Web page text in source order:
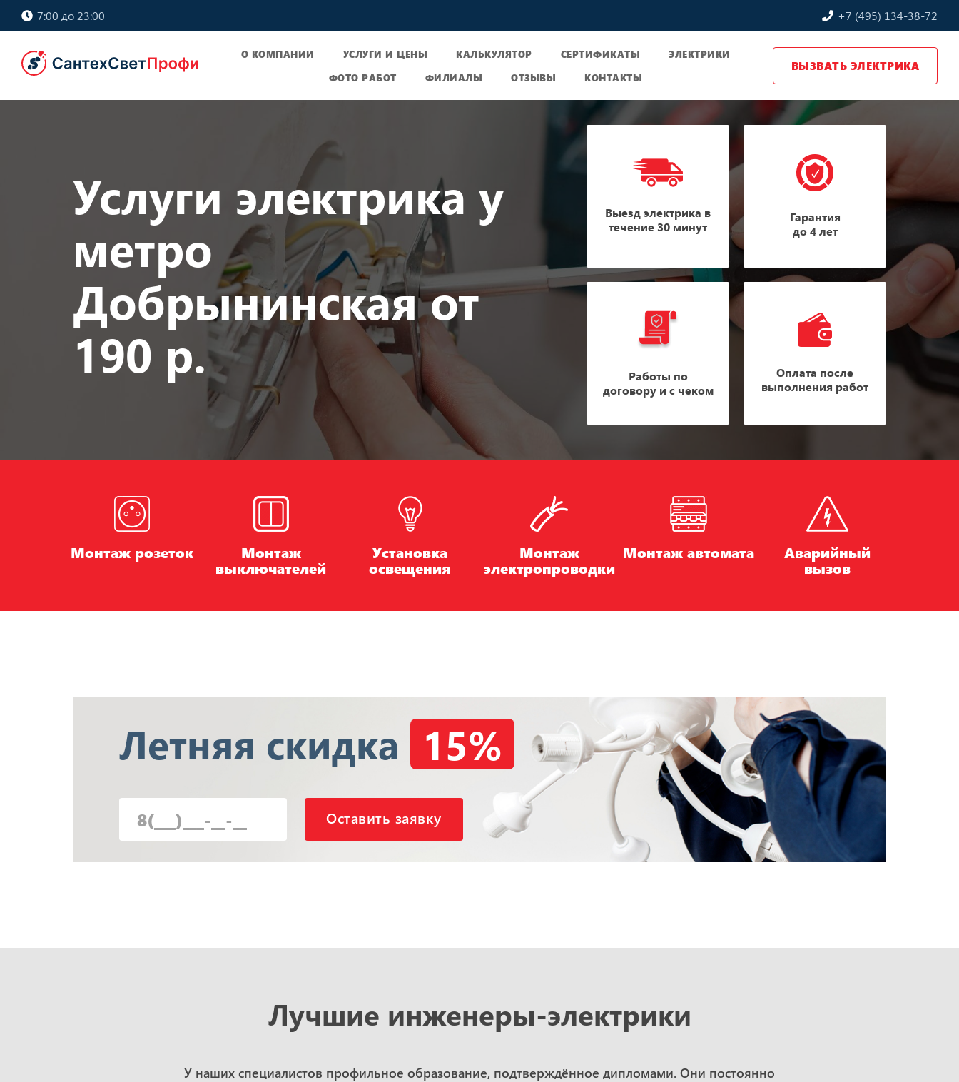
7:00 до 23:00 +7 (495) 134-38-72
О КОМПАНИИ УСЛУГИ И ЦЕНЫ КАЛЬКУЛЯТОР СЕРТИФИКАТЫ
ЭЛЕКТРИКИ
ФОТО РАБОТ
ФИЛИАЛЫ ОТЗЫВЫ КОНТАКТЫ
ВЫЗВАТЬ ЭЛЕКТРИКА
Услуги электрика у
метро
Добрынинская от
190 р.
Выезд электрика в
течение 30 минут
Гарантия
до 4 лет
Работы по
договору и с чеком
Оплата после
выполнения работ
Монтаж розеток Монтаж
выключателей
Установка
освещения
Монтаж
электропроводки
Монтаж автомата Аварийный
вызов
Летняя скидка 15%
Оставить заявку
Лучшие инженеры-электрики
У наших специалистов профильное образование, подтверждённое дипломами. Они постоянно